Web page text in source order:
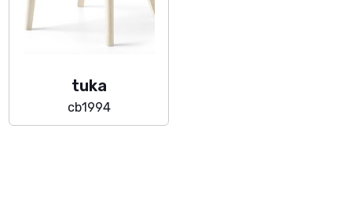
tuka
cb1994